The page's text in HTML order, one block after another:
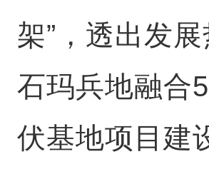
架”，透出发展
石玛兵地融合
伏基地项目建